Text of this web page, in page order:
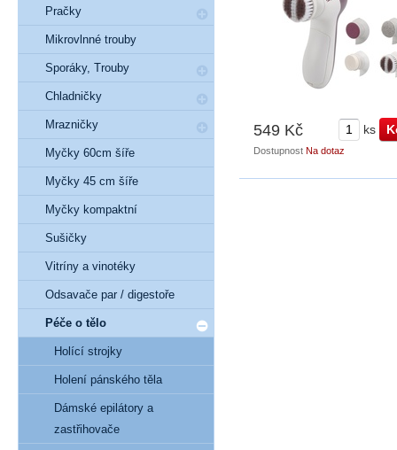
549 Kč ks
Dostupnost Na dotaz
Pračky
Mikrovlnné trouby
Sporáky, Trouby
Chladničky
Mrazničky
Myčky 60cm šíře
Myčky 45 cm šíře
Myčky kompaktní
Sušičky
Vitríny a vinotéky
Odsavače par / digestoře
Péče o tělo
Holící strojky
Holení pánského těla
Dámské epilátory a
zastřihovače